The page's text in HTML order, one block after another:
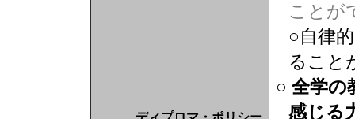
ことが
○自律
ること
○ 全学の
感じる